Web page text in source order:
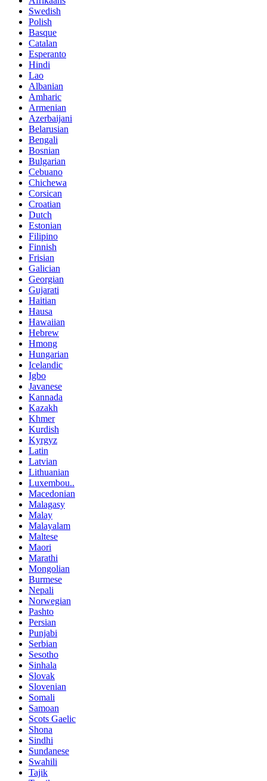
Swedish
Polish
Basque
Catalan
Esperanto
Hindi
Lao
Albanian
Amharic
Armenian
Azerbaijani
Belarusian
Bengali
Bosnian
Bulgarian
Cebuano
Chichewa
Corsican
Croatian
Dutch
Estonian
Filipino
Finnish
Frisian
Galician
Georgian
Gujarati
Haitian
Hausa
Hawaiian
Hebrew
Hmong
Hungarian
Icelandic
Igbo
Javanese
Kannada
Kazakh
Khmer
Kurdish
Kyrgyz
Latin
Latvian
Lithuanian
Luxembou..
Macedonian
Malagasy
Malay
Malayalam
Maltese
Maori
Marathi
Mongolian
Burmese
Nepali
Norwegian
Pashto
Persian
Punjabi
Serbian
Sesotho
Sinhala
Slovak
Slovenian
Somali
Samoan
Scots Gaelic
Shona
Sindhi
Sundanese
Swahili
Tajik